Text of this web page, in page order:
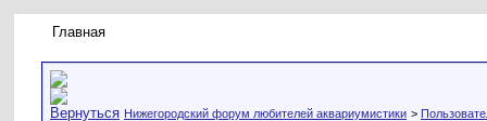
Главная
Нижегородский форум любителей аквариумистики >